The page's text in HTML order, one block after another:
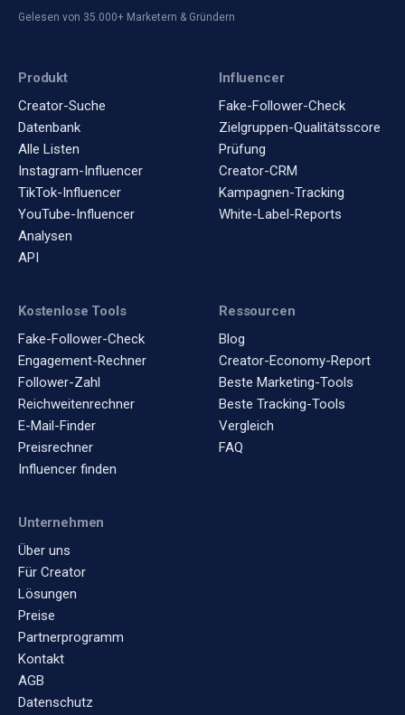
Gelesen von 35.000+ Marketern & Gründern
Produkt
Creator-Suche
Datenbank
Alle Listen
Instagram-Influencer
TikTok-Influencer
YouTube-Influencer
Analysen
API
Influencer
Fake-Follower-Check
Zielgruppen-Qualitätsscore
Prüfung
Creator-CRM
Kampagnen-Tracking
White-Label-Reports
Kostenlose Tools
Fake-Follower-Check
Engagement-Rechner
Follower-Zahl
Reichweitenrechner
E-Mail-Finder
Preisrechner
Influencer finden
Ressourcen
Blog
Creator-Economy-Report
Beste Marketing-Tools
Beste Tracking-Tools
Vergleich
FAQ
Unternehmen
Über uns
Für Creator
Lösungen
Preise
Partnerprogramm
Kontakt
AGB
Datenschutz